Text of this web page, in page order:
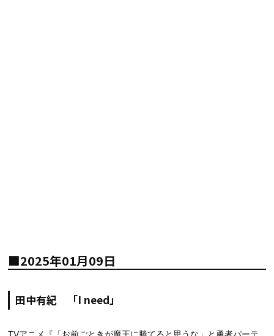
■2025年01月09日
田中有紀 「I need」